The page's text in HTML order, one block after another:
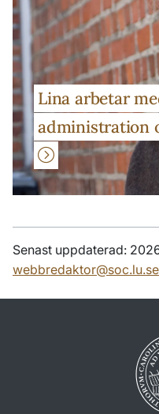
Lina arbetar
administration
Senast uppdaterad:
webbredaktor@soc.lu.se